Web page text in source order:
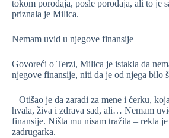
tokom porođaja, posle porođaja, ali to je
priznala je Milica.
Nemam uvid u njegove finansije
Govoreći o Terzi, Milica je istakla da
njegove finansije, niti da je od njega bilo
– Otišao je da zaradi za mene i ćerku,
hvala, živa i zdrava sad, ali… Nemam
finansije. Ništa mu nisam tražila – rekla
zadrugarka.